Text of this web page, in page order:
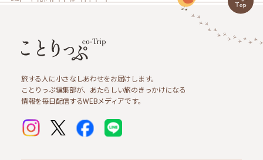
旅する人に小さなしあわせをお届けします。
ことりっぷ編集部が、あたらしい旅のきっかけになる
情報を毎日配信するWEBメディアです。